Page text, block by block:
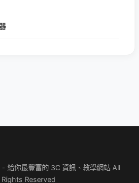
給你最豐富的 3C 資訊、教學網站 All
Rights Reserved